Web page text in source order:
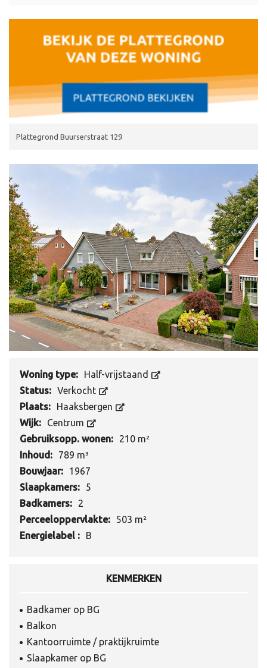
Plattegrond Buurserstraat 129
Woning type:
Half-vrijstaand
Status: Verkocht
Plaats:
Haaksbergen
Wijk:
Centrum
Gebruiksopp. wonen:
210 m²
Inhoud:
789 m³
Bouwjaar:
1967
Slaapkamers:
5
Badkamers:
2
Perceeloppervlakte:
503 m²
Energielabel :
B
KENMERKEN
Badkamer op BG
Balkon
Kantoorruimte / praktijkruimte
Slaapkamer op BG